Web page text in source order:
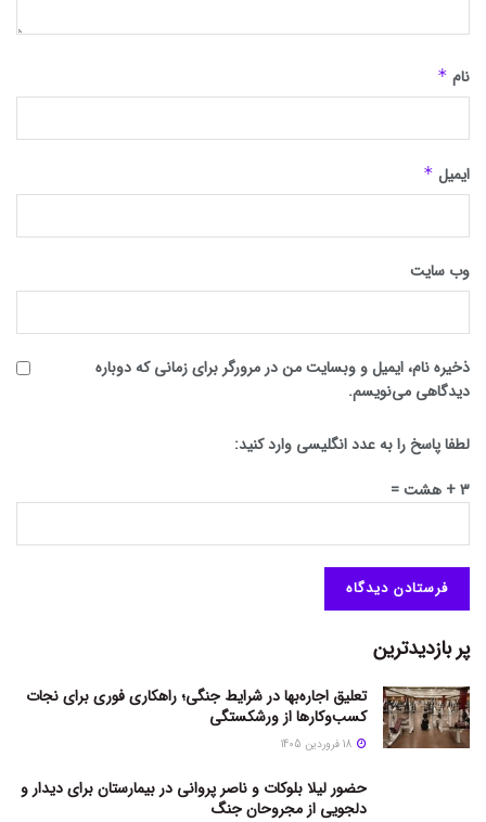
نام *
ایمیل *
وب‌ سایت
ذخیره نام، ایمیل و وبسایت من در مرورگر برای زمانی که دوباره
دیدگاهی می‌نویسم.
لطفا پاسخ را به عدد انگلیسی وارد کنید:
3 + هشت =
پر بازدیدترین
تعلیق اجاره‌بها در شرایط جنگی؛ راهکاری فوری برای نجات
کسب‌وکارها از ورشکستگی
حضور لیلا بلوکات و ناصر پروانی در بیمارستان برای دیدار و
دلجویی از مجروحان جنگ